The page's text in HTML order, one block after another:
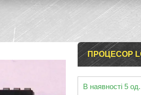
ПРОЦЕСОР
В наявності 5 од.